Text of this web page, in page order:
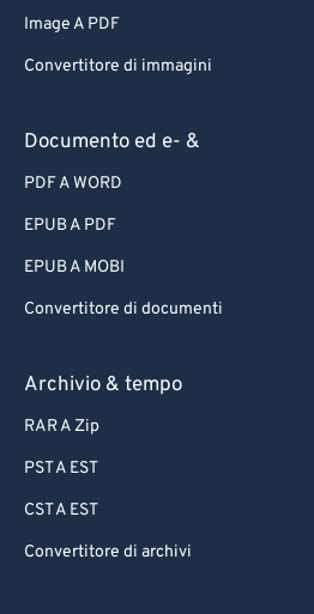
Image A PDF
Convertitore di immagini
Documento ed e- &
PDF A WORD
EPUB A PDF
EPUB A MOBI
Convertitore di documenti
Archivio & tempo
RAR A Zip
PST A EST
CST A EST
Convertitore di archivi